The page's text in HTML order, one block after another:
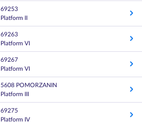
69253
Platform II
69263
Platform VI
69267
Platform VI
5608 POMORZANIN
Platform III
69275
Platform IV